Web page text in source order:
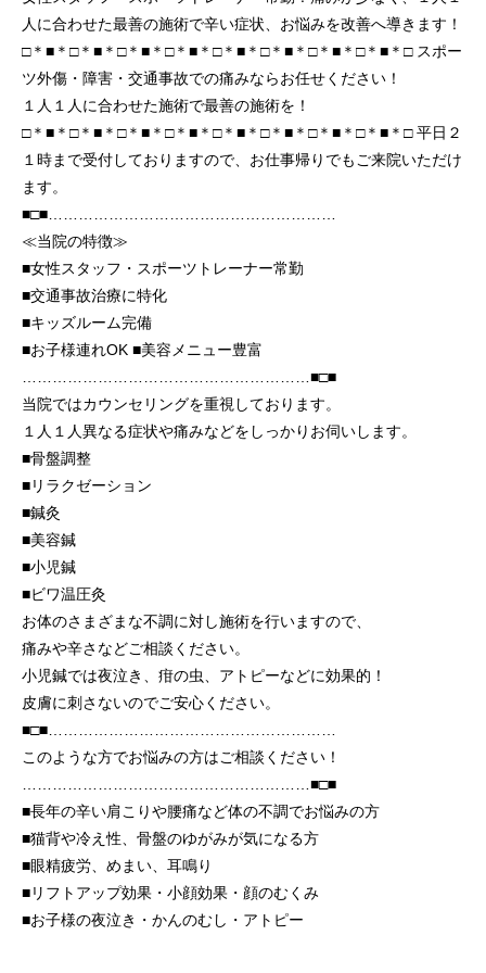
人に合わせた最善の施術で辛い症状、お悩みを改善へ導きます！
□＊■＊□＊■＊□＊■＊□＊■＊□＊■＊□＊■＊□＊■＊□＊■＊□ スポー
ツ外傷・障害・交通事故での痛みならお任せください！
１人１人に合わせた施術で最善の施術を！
□＊■＊□＊■＊□＊■＊□＊■＊□＊■＊□＊■＊□＊■＊□＊■＊□ 平日２
１時まで受付しておりますので、お仕事帰りでもご来院いただけ
ます。
■□■…………………………………………………
≪当院の特徴≫
■女性スタッフ・スポーツトレーナー常勤
■交通事故治療に特化
■キッズルーム完備
■お子様連れOK ■美容メニュー豊富
…………………………………………………■□■
当院ではカウンセリングを重視しております。
１人１人異なる症状や痛みなどをしっかりお伺いします。
■骨盤調整
■リラクゼーション
■鍼灸
■美容鍼
■小児鍼
■ビワ温圧灸
お体のさまざまな不調に対し施術を行いますので、
痛みや辛さなどご相談ください。
小児鍼では夜泣き、疳の虫、アトピーなどに効果的！
皮膚に刺さないのでご安心ください。
■□■…………………………………………………
このような方でお悩みの方はご相談ください！
…………………………………………………■□■
■長年の辛い肩こりや腰痛など体の不調でお悩みの方
■猫背や冷え性、骨盤のゆがみが気になる方
■眼精疲労、めまい、耳鳴り
■リフトアップ効果・小顔効果・顔のむくみ
■お子様の夜泣き・かんのむし・アトピー